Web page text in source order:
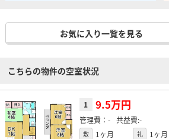
お気に入り一覧を見る
こちらの物件の空室状況
1 9.5万円
- -
敷 1ヶ月 礼
1ヶ月